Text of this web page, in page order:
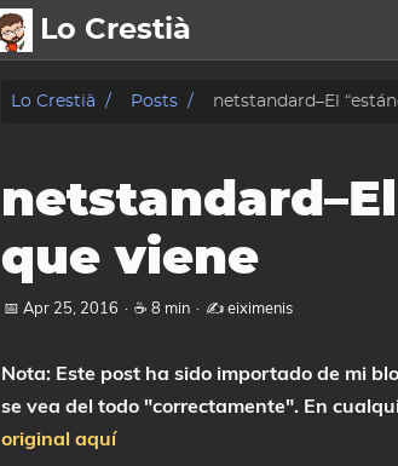
Lo Crestià
posts
fotos
charlas
oss
sobre
Mis Cursos
Lo Crestià Posts netstandard–El
que viene
📅 Apr 25, 2016 · ☕ 8 min · ✍️ eiximenis
Nota: Este post ha sido importado de mi
se vea del todo "correctamente". En
original aquí